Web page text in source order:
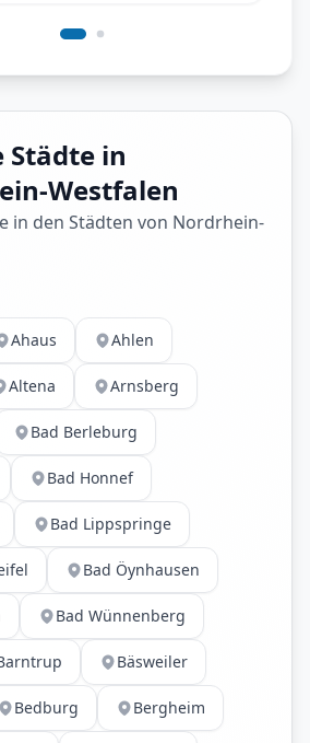
Städte in
Westfalen
in den Städten von Nordrhein-
Ahaus Ahlen
Altena Arnsberg
Bad Berleburg
Bad Honnef
Bad Lippspringe
Bad Öynhausen
Bad Wünnenberg
Bäsweiler
Bedburg Bergheim